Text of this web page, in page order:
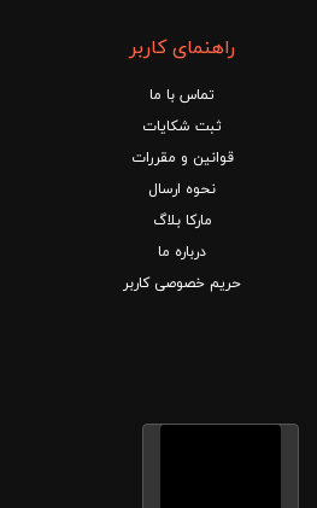
راهنمای کاربر
تماس با ما
ثبت شکایات
قوانین و مقررات
نحوه ارسال
مارکا بلاگ
درباره ما
حریم خصوصی کاربر